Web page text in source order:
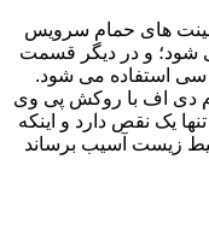
های حمام سرویس
شود؛ و در دیگر قسمت
سی استفاده می شود.
ام دی اف با روکش پی وی
یک نقص دارد و اینکه
زیست آسیب برساند